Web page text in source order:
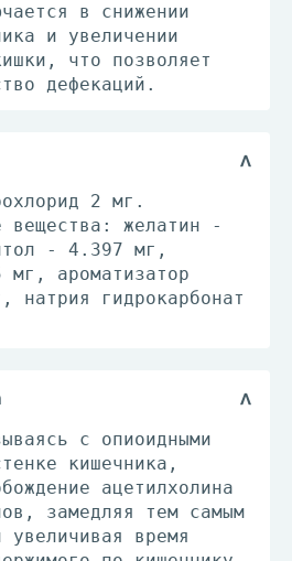
в снижении
и увеличении
что позволяет
дефекаций.
2 мг.
вещества: желатин -
- 4.397 мг,
ароматизатор
гидрокарбонат
с опиоидными
кишечника,
ацетилхолина
замедляя тем самым
увеличивая время